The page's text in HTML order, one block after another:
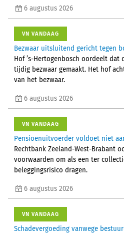
6 augustus 2026
VN VANDAAG
Bezwaar uitsluitend gericht tegen
Hof ’s-Hertogenbosch oordeelt
tijdig bezwaar gemaakt. Het hof
van het bezwaar.
6 augustus 2026
VN VANDAAG
Pensioenuitvoerder voldoet niet
Rechtbank Zeeland-West-Brabant
voorwaarden om als een ter
beleggingsrisico dragen.
6 augustus 2026
VN VANDAAG
Schadevergoeding vanwege